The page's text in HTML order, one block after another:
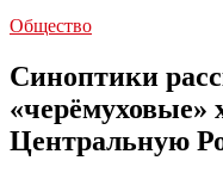
Общество
Синоптики
«черёмуховые»
Центральную